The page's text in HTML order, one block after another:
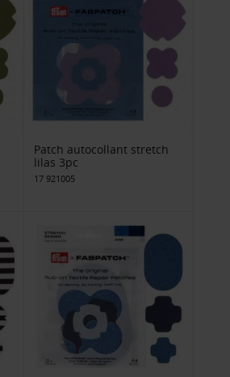
Patch autocollant stretch
lilas 3pc
17 921005